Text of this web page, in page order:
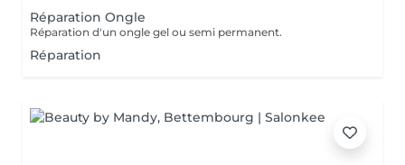
Réparation Ongle
Réparation d'un ongle gel ou semi permanent.
Réparation